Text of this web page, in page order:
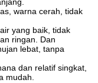
warna cerah, tidak
yang baik, tidak
ringan. Dan
lebat, tanpa
dan relatif singkat,
mudah.